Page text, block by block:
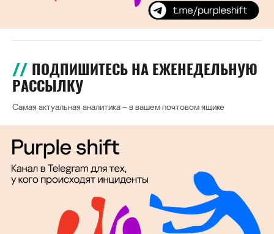
ПОДПИШИТЕСЬ НА ЕЖЕНЕДЕЛЬНУЮ
РАССЫЛКУ
Самая актуальная аналитика – в вашем почтовом ящике